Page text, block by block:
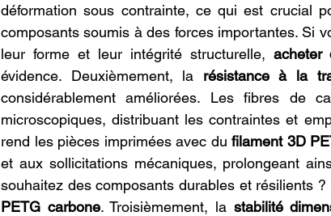
déformation sous contrainte, ce qui est crucial
composants soumis à des forces importantes. Si
leur forme et leur intégrité structurelle, acheter
évidence. Deuxièmement, la résistance à la
considérablement améliorées. Les fibres de
microscopiques, distribuant les contraintes et
rend les pièces imprimées avec du filament 3D
et aux sollicitations mécaniques, prolongeant
souhaitez des composants durables et résilients
PETG carbone. Troisièmement, la stabilité